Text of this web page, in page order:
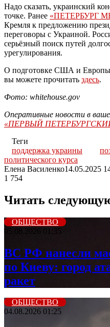
Надо сказать, украинский
точке. Ранее «ПЕТЕРБУРГ
Кремля к предложению
переговоры с Украиной.
серьёзный поиск путей
урегулирования.
О подготовке США и Европы
вы можете прочитать здесь.
Фото: whitehouse.gov
Оперативные новости в
«ПЕРВЫЙ
Теги
поддержка украины
политического курса
Елена Василенко14.05.2025
1 754
Читать
ОБЩЕСТВО
05.08.2026 01:35
ВС РФ нанесли
по Киеву: город
ракет
ОБЩЕСТВО
04.08.2026 01:25